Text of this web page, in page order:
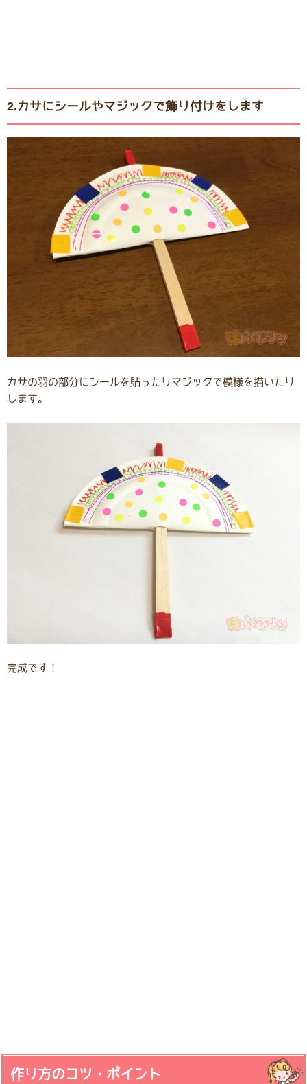
2.カサにシールやマジックで飾り付けをします
カサの羽の部分にシールを貼ったりマジックで模様を描いたり
します。
完成です！
作り方のコツ・ポイント